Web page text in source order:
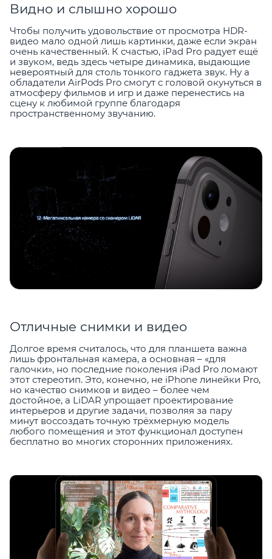
Видно и слышно хорошо
Чтобы получить удовольствие от просмотра HDR-
видео мало одной лишь картинки, даже если экран
очень качественный. К счастью, iPad Pro радует ещё
и звуком, ведь здесь четыре динамика, выдающие
невероятный для столь тонкого гаджета звук. Ну а
обладатели AirPods Pro смогут с головой окунуться в
атмосферу фильмов и игр и даже перенестись на
сцену к любимой группе благодаря
пространственному звучанию.
Отличные снимки и видео
Долгое время считалось, что для планшета важна
лишь фронтальная камера, а основная – «для
галочки», но последние поколения iPad Pro ломают
этот стереотип. Это, конечно, не iPhone линейки Pro,
но качество снимков и видео – более чем
достойное, а LiDAR упрощает проектирование
интерьеров и другие задачи, позволяя за пару
минут воссоздать точную трёхмерную модель
любого помещения и этот функционал доступен
бесплатно во многих сторонних приложениях.